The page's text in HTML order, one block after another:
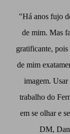
"Há anos fujo
de mim. Mas
gratificante,
de mim
imagem.
trabalho do
em se olhar e
DM,